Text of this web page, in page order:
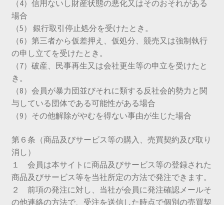
（4）信用ないし財産状態の悪化又はそのおそれがある
場合
（5） 銀行取引停止処分を受けたとき。
（6）第三者から仮差押え、仮処分、競売又は強制執行
の申し立てを受けたとき。
（7）破産、民事再生又は会社更生等の申立を受けたと
き。
（8）会員が暴力団並びそれに類する反社会的勢力と関
与している団体である可能性がある場合
（9）その他解除がやむを得ない事由が生じた場合
第６条（商品及びサービス等の購入、売買契約及び取り
消し）
１ 会員は本サイトに商品及びサービス等の登録された
商品及びサービス等を当社所定の方法で発注できます。
２ 前項の発注に対し、当社が会員に発注確認メールそ
の他連絡の方法で、受注を送信した時点で個別の売買契